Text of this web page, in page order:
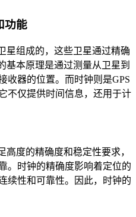
功能
星组成的，这些卫星通过精确
基本原理是通过测量从卫星到
收器的位置。而时钟则是GPS
不仅提供时间信息，还用于计
度的精确度和稳定性要求，
。时钟的精确度影响着定位的
续性和可靠性。因此，时钟的